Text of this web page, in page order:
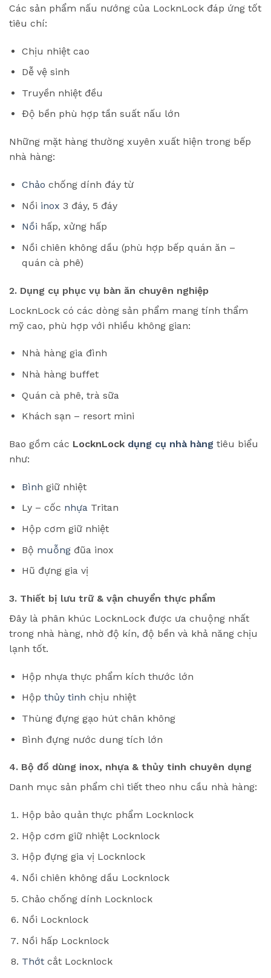
Các sản phẩm nấu nướng của LocknLock đáp ứng tốt
tiêu chí:
Chịu nhiệt cao
Dễ vệ sinh
Truyền nhiệt đều
Độ bền phù hợp tần suất nấu lớn
Những mặt hàng thường xuyên xuất hiện trong bếp
nhà hàng:
Chảo chống dính đáy từ
Nồi inox 3 đáy, 5 đáy
Nồi hấp, xửng hấp
Nồi chiên không dầu (phù hợp bếp quán ăn –
quán cà phê)
2. Dụng cụ phục vụ bàn ăn chuyên nghiệp
LocknLock có các dòng sản phẩm mang tính thẩm
mỹ cao, phù hợp với nhiều không gian:
Nhà hàng gia đình
Nhà hàng buffet
Quán cà phê, trà sữa
Khách sạn – resort mini
Bao gồm các LocknLock dụng cụ nhà hàng tiêu biểu
như:
Bình giữ nhiệt
Ly – cốc nhựaTritan
Hộp cơm giữ nhiệt
Bộ muỗngđũa inox
Hũ đựng gia vị
3. Thiết bị lưu trữ & vận chuyển thực phẩm
Đây là phân khúc LocknLock được ưa chuộng nhất
trong nhà hàng, nhờ độ kín, độ bền và khả năng chịu
lạnh tốt.
Hộp nhựa thực phẩm kích thước lớn
Hộp thủy tinh chịu nhiệt
Thùng đựng gạo hút chân không
Bình đựng nước dung tích lớn
4. Bộ đồ dùng inox, nhựa & thủy tinh chuyên dụng
Danh mục sản phẩm chi tiết theo nhu cầu nhà hàng:
Hộp bảo quản thực phẩm Locknlock
Hộp cơm giữ nhiệt Locknlock
Hộp đựng gia vị Locknlock
Nồi chiên không dầu Locknlock
Chảo chống dính Locknlock
Nồi Locknlock
Nồi hấp Locknlock
Thớtcắt Locknlock